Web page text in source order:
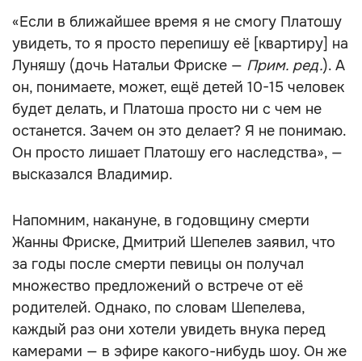
«Если в ближайшее время я не смогу Платошу
увидеть, то я просто перепишу её [квартиру] на
Луняшу (дочь Натальи Фриске — Прим. ред.). А
он, понимаете, может, ещё детей 10-15 человек
будет делать, и Платоша просто ни с чем не
останется. Зачем он это делает? Я не понимаю.
Он просто лишает Платошу его наследства», —
высказался Владимир.
Напомним, накануне, в годовщину смерти
Жанны Фриске, Дмитрий Шепелев заявил, что
за годы после смерти певицы он получал
множество предложений о встрече от её
родителей. Однако, по словам Шепелева,
каждый раз они хотели увидеть внука перед
камерами — в эфире какого-нибудь шоу. Он же